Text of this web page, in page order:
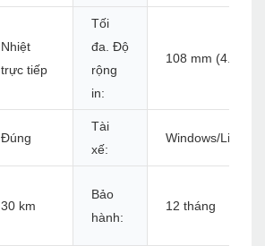
Nhiệt
trực tiếp
Tối
đa. Độ
rộng
in:
108 mm (4.25 ")
Đúng
Tài
xế:
Windows/Linux/
30 km
Bảo
hành:
12 tháng